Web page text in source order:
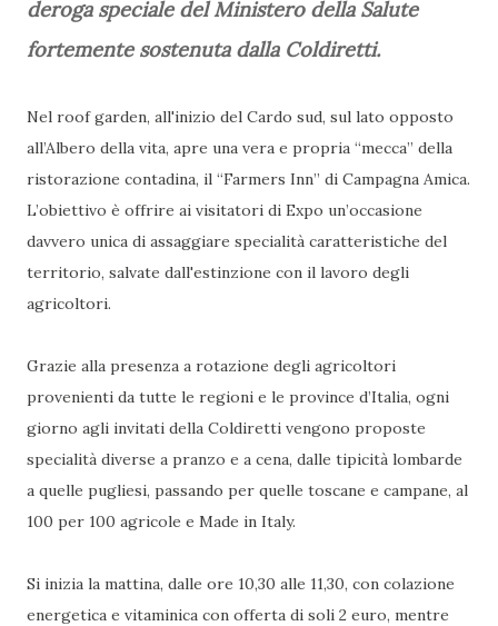
deroga speciale del Ministero della Salute
fortemente sostenuta dalla Coldiretti.
Nel roof garden, all'inizio del Cardo sud, sul lato opposto
all’Albero della vita, apre una vera e propria “mecca” della
ristorazione contadina, il “Farmers Inn” di Campagna Amica.
L’obiettivo è offrire ai visitatori di Expo un’occasione
davvero unica di assaggiare specialità caratteristiche del
territorio, salvate dall'estinzione con il lavoro degli
agricoltori.
Grazie alla presenza a rotazione degli agricoltori
provenienti da tutte le regioni e le province d’Italia, ogni
giorno agli invitati della Coldiretti vengono proposte
specialità diverse a pranzo e a cena, dalle tipicità lombarde
a quelle pugliesi, passando per quelle toscane e campane, al
100 per 100 agricole e Made in Italy.
Si inizia la mattina, dalle ore 10,30 alle 11,30, con colazione
energetica e vitaminica con offerta di soli 2 euro, mentre